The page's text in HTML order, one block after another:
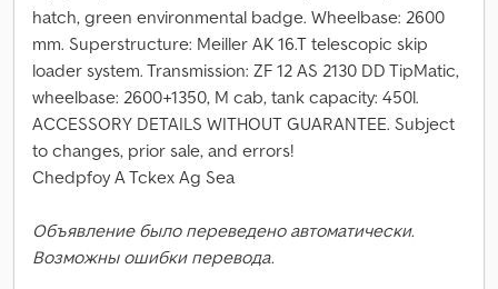
hatch, green environmental badge. Wheelbase: 2600
mm. Superstructure: Meiller AK 16.T telescopic skip
loader system. Transmission: ZF 12 AS 2130 DD TipMatic,
wheelbase: 2600+1350, M cab, tank capacity: 450l.
ACCESSORY DETAILS WITHOUT GUARANTEE. Subject
to changes, prior sale, and errors!
Chedpfoy A Tckex Ag Sea
Объявление было переведено автоматически.
Возможны ошибки перевода.